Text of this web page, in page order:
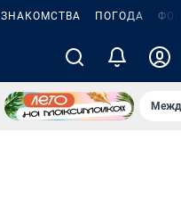
ЗНАКОМСТВА ПОГОДА